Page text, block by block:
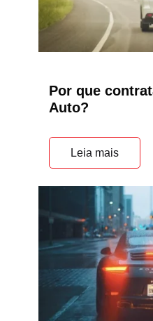
Por que
Auto?
Leia mais